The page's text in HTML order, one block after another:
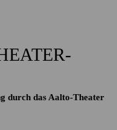
durch das Aalto-Theater